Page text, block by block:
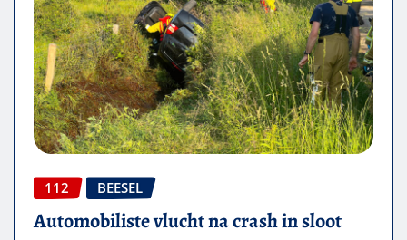
112 BEESEL
Automobiliste vlucht na crash in sloot